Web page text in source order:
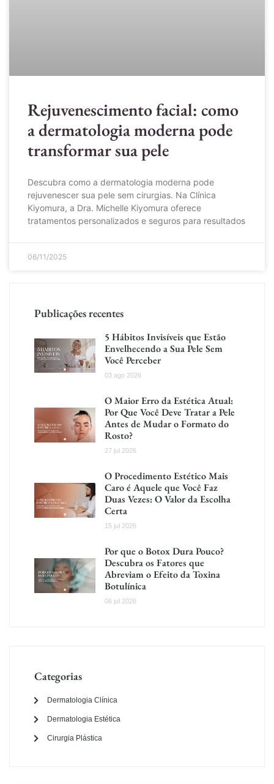
Rejuvenescimento facial: como
a dermatologia moderna pode
transformar sua pele
Descubra como a dermatologia moderna pode
rejuvenescer sua pele sem cirurgias. Na Clínica
Kiyomura, a Dra. Michelle Kiyomura oferece
tratamentos personalizados e seguros para resultados
06/11/2025
Publicações recentes
5 Hábitos Invisíveis que Estão
Envelhecendo a Sua Pele Sem
Você Perceber
03 ago 2026
O Maior Erro da Estética Atual:
Por Que Você Deve Tratar a Pele
Antes de Mudar o Formato do
Rosto?
27 jul 2026
O Procedimento Estético Mais
Caro é Aquele que Você Faz
Duas Vezes: O Valor da Escolha
Certa
15 jul 2026
Por que o Botox Dura Pouco?
Descubra os Fatores que
Abreviam o Efeito da Toxina
Botulínica
06 jul 2026
Categorias
Dermatologia Clínica
Dermatologia Estética
Cirurgia Plástica